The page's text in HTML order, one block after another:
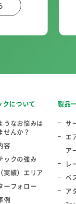
クについて
うなお悩みは
せんか？
容
ックの強み
実績）エリア
ーフォロー
例
製品
サ
エ
ア
レ
ベ
ア